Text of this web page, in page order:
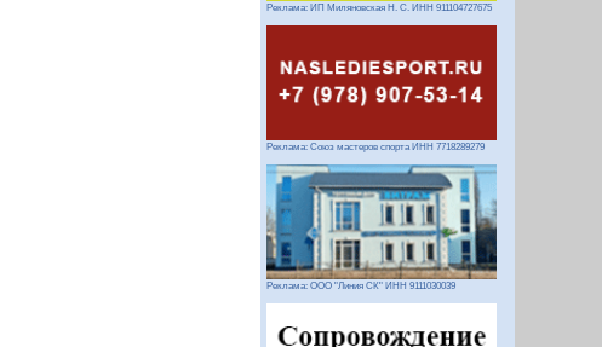
Реклама: ИП Миляновская Н. С. ИНН 911104727675
Реклама: Союз мастеров спорта ИНН 7718289279
Реклама: ООО "Линия СК" ИНН 9111030039